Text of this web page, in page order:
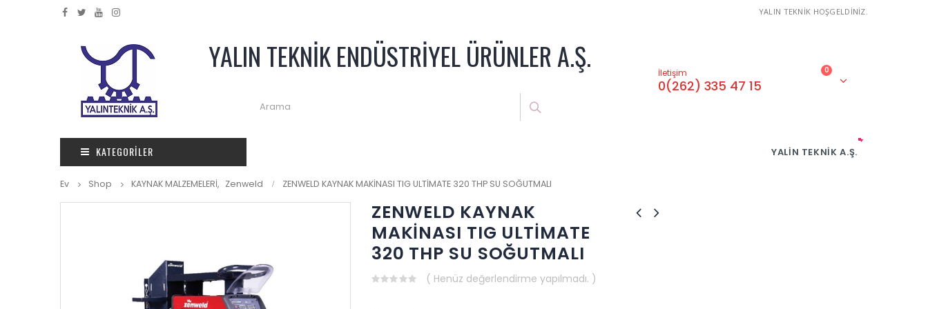
YALIN TEKNİK HOŞGELDİNİZ.
YALIN TEKNİK ENDÜSTRİYEL ÜRÜNLER A.Ş. İletişim
0(262) 335 47 15
0
KATEGORILER YALIN TEKNIK A.Ş.
Ev Shop KAYNAK MALZEMELERİ, Zenweld ZENWELD KAYNAK MAKİNASI TIG ULTİMATE 320 THP SU SOĞUTMALI
ZENWELD KAYNAK
MAKİNASI TIG ULTİMATE
320 THP SU SOĞUTMALI
( Henüz değerlendirme yapılmadı. )